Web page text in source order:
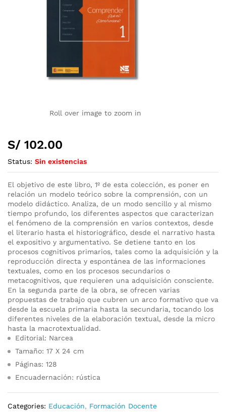
Roll over image to zoom in
S/ 102.00
Status: Sin existencias
El objetivo de este libro, 1º de esta colección, es poner en
relación un modelo teórico sobre la comprensión, con un
modelo didáctico. Analiza, de un modo sencillo y al mismo
tiempo profundo, los diferentes aspectos que caracterizan
el fenómeno de la comprensión en varios contextos, desde
el literario hasta el historiográfico, desde el narrativo hasta
el expositivo y argumentativo. Se detiene tanto en los
procesos cognitivos primarios, tales como la adquisición y la
reproducción directa y espontánea de las informaciones
textuales, como en los procesos secundarios o
metacognitivos, que requieren una adquisición consciente.
En la segunda parte de la obra, se ofrecen varias
propuestas de trabajo que cubren un arco formativo que va
desde la escuela primaria hasta la secundaria, tocando los
diferentes niveles de la elaboración textual, desde la micro
hasta la macrotextualidad.
Editorial: Narcea
Tamaño: 17 X 24 cm
Páginas: 128
Encuadernación: rústica
Categories: Educación, Formación Docente